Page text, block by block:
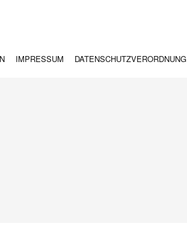
IMPRESSUM DATENSCHUTZVERORDNUNG